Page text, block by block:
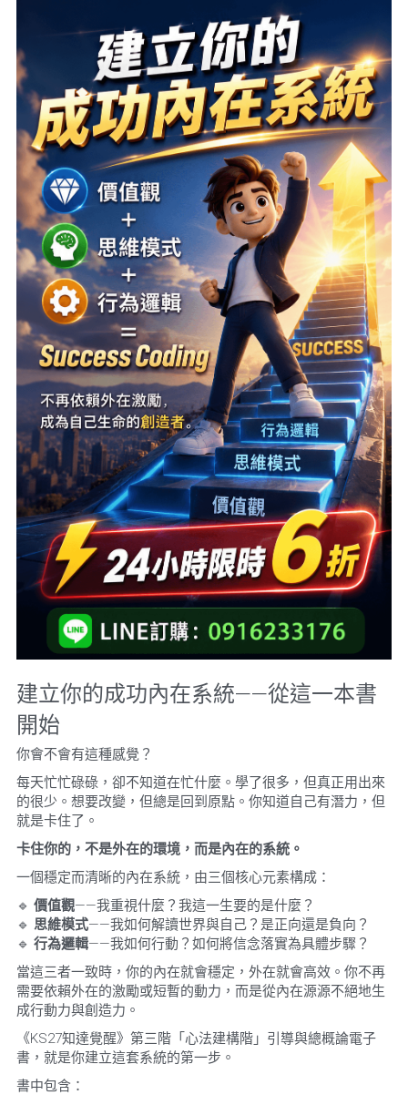
建立你的成功內在系統——從這一本書
開始
你會不會有這種感覺？
每天忙忙碌碌，卻不知道在忙什麼。學了很多，但真正用出來
的很少。想要改變，但總是回到原點。你知道自己有潛力，但
就是卡住了。
卡住你的，不是外在的環境，而是內在的系統。
一個穩定而清晰的內在系統，由三個核心元素構成：
🔹 價值觀——我重視什麼？我這一生要的是什麼？
🔹 思維模式——我如何解讀世界與自己？是正向還是負向？
🔹 行為邏輯——我如何行動？如何將信念落實為具體步驟？
當這三者一致時，你的內在就會穩定，外在就會高效。你不再
需要依賴外在的激勵或短暫的動力，而是從內在源源不絕地生
成行動力與創造力。
《KS27知達覺醒》第三階「心法建構階」引導與總概論電子
書，就是你建立這套系統的第一步。
書中包含：